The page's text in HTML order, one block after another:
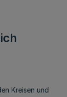
Kreisen und